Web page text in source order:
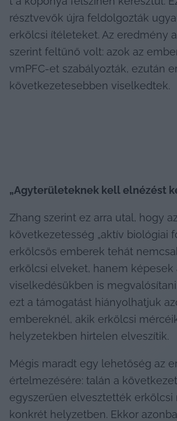
résztvevők újra feldolgozták
erkölcsi ítéleteket. Az eredmény
szerint feltűnő volt: azok az
vmPFC-et szabályozták, ezután
következetesebben viselkedtek.
„Agyterületeknek kell elnézést
Zhang szerint ez arra utal, hogy
következetesség „aktív biológiai
erkölcsös emberek tehát
erkölcsi elveket, hanem képesek
viselkedésükben is
ezt a támogatást hiányolhatjuk
embereknél, akik erkölcsi
helyzetekben hirtelen elveszítik.
Mégis maradt egy lehetőség az
értelmezésére: talán a
egyszerűen elvesztették erkölcsi
konkrét helyzetben. Ekkor